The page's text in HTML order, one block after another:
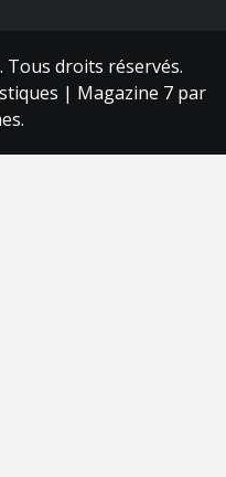
Tous droits réservés.
| Magazine 7 par